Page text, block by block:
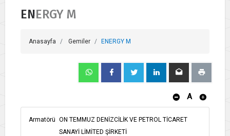
ENERGY M
Anasayfa Gemiler ENERGY M
A
Armatörü ON TEMMUZ DENİZCİLİK VE PETROL TİCARET
SANAYİ LİMİTED ŞİRKETİ